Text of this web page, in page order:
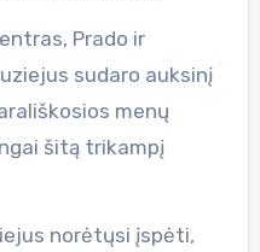
Prado ir
sudaro auksinį
menų
šitą trikampį
norėtųsi įspėti,